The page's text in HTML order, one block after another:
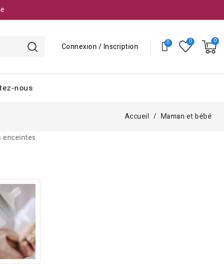
Connexion / Inscription
nous
Accueil Maman et bébé
enceintes